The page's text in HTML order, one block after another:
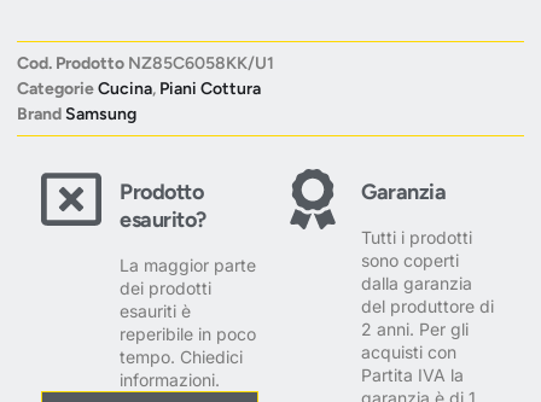
Cod. Prodotto NZ85C6058KK/U1
CategorieCucina, Piani Cottura
BrandSamsung
Prodotto
esaurito?
La maggior parte
dei prodotti
esauriti è
reperibile in poco
tempo. Chiedici
informazioni.
Garanzia
Tutti i prodotti
sono coperti
dalla garanzia
del produttore di
2 anni. Per gli
acquisti con
Partita IVA la